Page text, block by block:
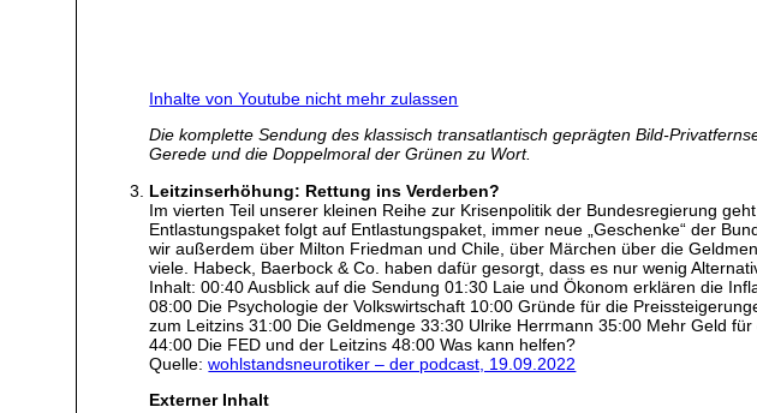
Inhalte von Youtube nicht mehr zulassen
Die komplette Sendung des klassisch transatlantisch geprägten Bild-
Gerede und die Doppelmoral der Grünen zu Wort.
Leitzinserhöhung: Rettung ins Verderben?
Im vierten Teil unserer kleinen Reihe zur Krisenpolitik der Bundesregierung
Entlastungspaket folgt auf Entlastungspaket, immer neue „Geschenke“ der
wir außerdem über Milton Friedman und Chile, über Märchen über die
viele. Habeck, Baerbock & Co. haben dafür gesorgt, dass es nur wenig
Inhalt: 00:40 Ausblick auf die Sendung 01:30 Laie und Ökonom erklären die
08:00 Die Psychologie der Volkswirtschaft 10:00 Gründe für die
zum Leitzins 31:00 Die Geldmenge 33:30 Ulrike Herrmann 35:00 Mehr Geld
44:00 Die FED und der Leitzins 48:00 Was kann helfen?
Quelle:wohlstandsneurotiker – der podcast, 19.09.2022
Externer Inhalt